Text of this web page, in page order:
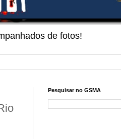
de fotos!
Pesquisar no GSMA